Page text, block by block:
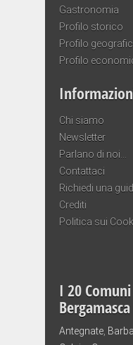
Gastronomia
Profilo storico
Profilo
Profilo
Chi siamo
Newsletter
Parlano di noi…
Contattaci
Richiedi una
Crediti
Politica sui
I 20
Antegnate